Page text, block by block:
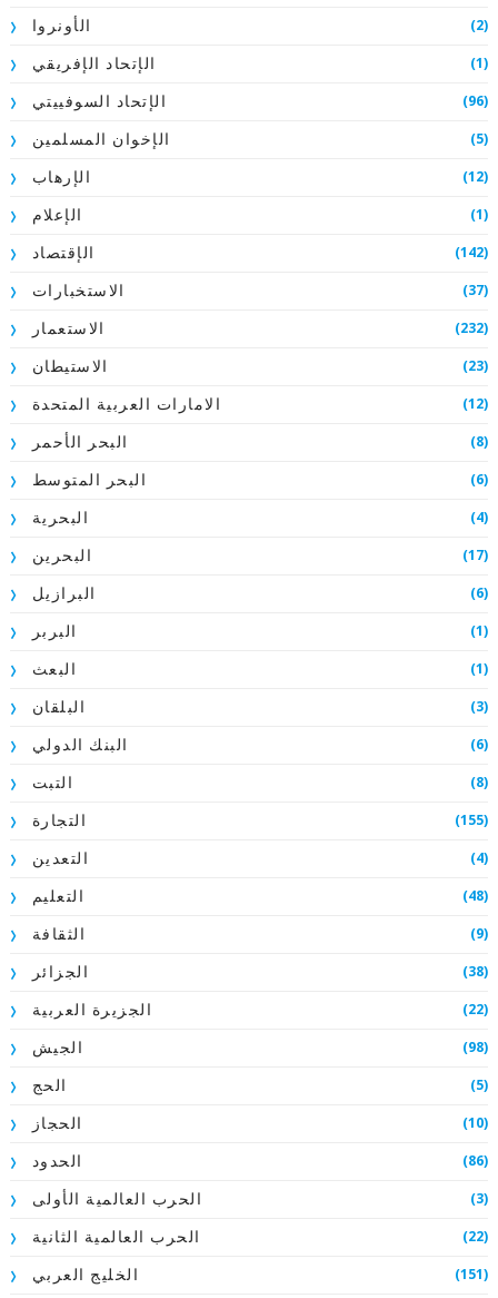
الأونروا (2)
الإتحاد الإفريقي (1)
الإتحاد السوفييتي (96)
الإخوان المسلمين (5)
الإرهاب (12)
الإعلام (1)
الإقتصاد (142)
الاستخبارات (37)
الاستعمار (232)
الاستيطان (23)
الامارات العربية المتحدة (12)
البحر الأحمر (8)
البحر المتوسط (6)
البحرية (4)
البحرين (17)
البرازيل (6)
البربر (1)
البعث (1)
البلقان (3)
البنك الدولي (6)
التبت (8)
التجارة (155)
التعدين (4)
التعليم (48)
الثقافة (9)
الجزائر (38)
الجزيرة العربية (22)
الجيش (98)
الحج (5)
الحجاز (10)
الحدود (86)
الحرب العالمية الأولى (3)
الحرب العالمية الثانية (22)
الخليج العربي (151)